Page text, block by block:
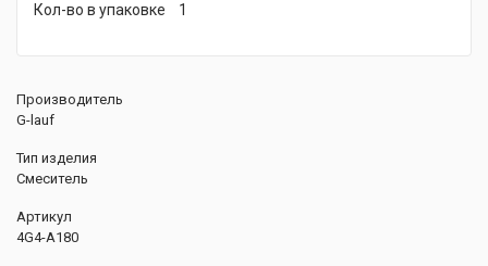
Кол-во в упаковке 1
Производитель
G-lauf
Тип изделия
Смеситель
Артикул
4G4-A180